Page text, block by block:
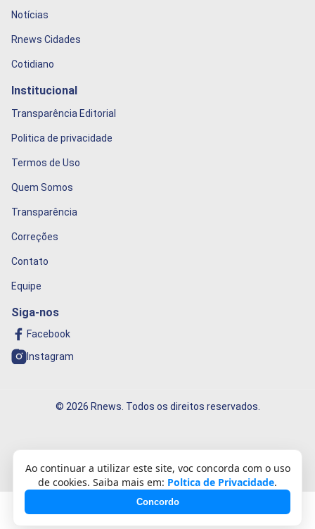
Notícias
Rnews Cidades
Cotidiano
Institucional
Transparência Editorial
Politica de privacidade
Termos de Uso
Quem Somos
Transparência
Correções
Contato
Equipe
Siga-nos
Facebook
Instagram
© 2026 Rnews. Todos os direitos reservados.
Desenvolvido com❤️porCélio Ricardo
Ao continuar a utilizar este site, voc concorda com o uso
de cookies. Saiba mais em: Poltica de Privacidade.
Concordo